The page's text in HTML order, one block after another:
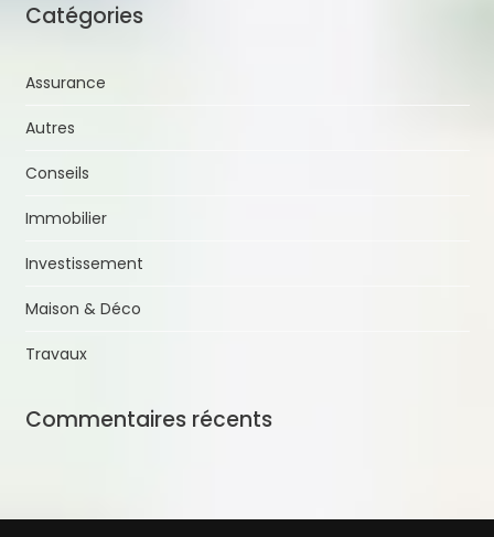
Catégories
Assurance
Autres
Conseils
Immobilier
Investissement
Maison & Déco
Travaux
Commentaires récents